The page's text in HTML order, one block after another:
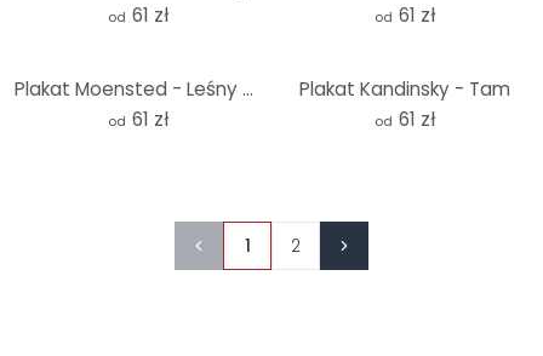
od 61 zł od 61 zł
Plakat Moensted - Leśny strumień
od 61 zł
Plakat Kandinsky - Tam
od 61 zł
1 2